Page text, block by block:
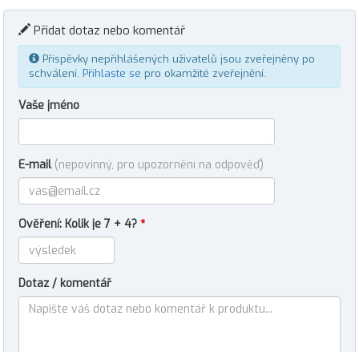
Přidat dotaz nebo komentář
Příspěvky nepřihlášených uživatelů jsou zveřejněny po
schválení. Přihlaste se pro okamžité zveřejnění.
Vaše jméno
E-mail (nepovinný, pro upozornění na odpověď)
Ověření: Kolik je 7 + 4? *
Dotaz / komentář